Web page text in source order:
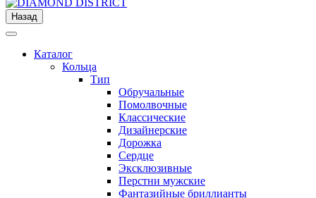
Назад
Каталог
Кольца
Тип
Обручальные
Помолвочные
Классические
Дизайнерские
Дорожка
Сердце
Эксклюзивные
Перстни мужские
Фантазийные бриллианты